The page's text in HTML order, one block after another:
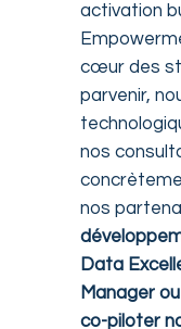
activation
cœur des
parvenir,
nos
nos
Data
Manager
co-piloter